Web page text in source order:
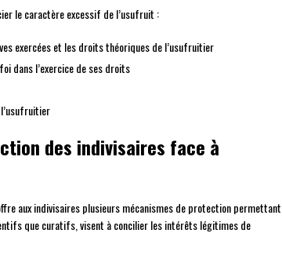
le caractère excessif de l’usufruit :
exercées et les droits théoriques de l’usufruitier
dans l’exercice de ses droits
des indivisaires face à
aux indivisaires plusieurs mécanismes de protection permettant
que curatifs, visent à concilier les intérêts légitimes de